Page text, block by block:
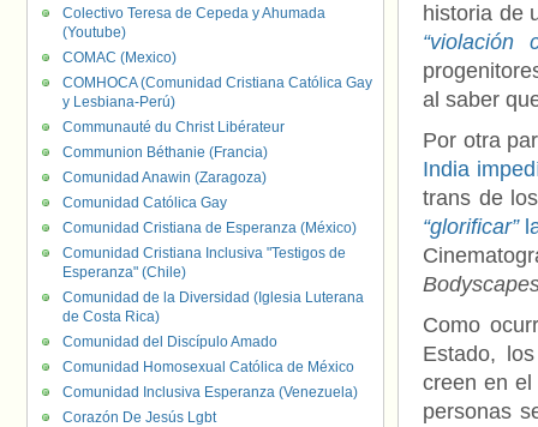
historia de
“violación
al saber
Por otra
India
trans de
“glorificar”
Como
Estado,
creen en el
personas
Colectivo Teresa de Cepeda y Ahumada
(Youtube)
COMAC (Mexico)
COMHOCA (Comunidad Cristiana Católica Gay
y Lesbiana-Perú)
Communauté du Christ Libérateur
Communion Béthanie (Francia)
Comunidad Anawin (Zaragoza)
Comunidad Católica Gay
Comunidad Cristiana de Esperanza (México)
Comunidad Cristiana Inclusiva "Testigos de
Esperanza" (Chile)
Comunidad de la Diversidad (Iglesia Luterana
de Costa Rica)
Comunidad del Discípulo Amado
Comunidad Homosexual Católica de México
Comunidad Inclusiva Esperanza (Venezuela)
Corazón De Jesús Lgbt